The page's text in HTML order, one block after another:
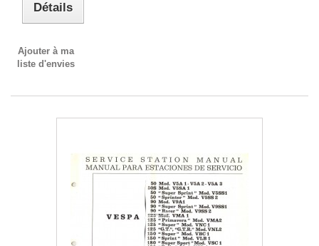
Détails
Ajouter à ma
liste d'envies